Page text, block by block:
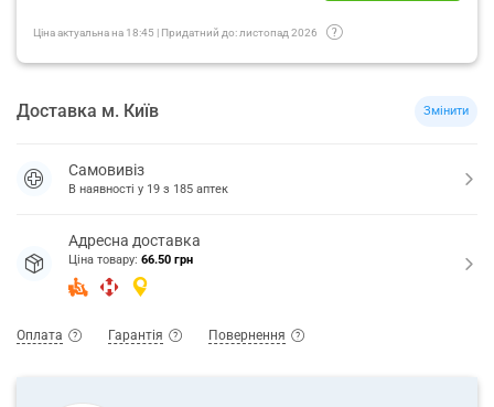
Ціна актуальна на 18:45 | Придатний до: листопад 2026
Доставка м. Київ Змінити
Самовивіз
В наявності у 19 з 185 аптек
Адресна доставка
Ціна товару: 66.50 грн
Оплата Гарантія Повернення